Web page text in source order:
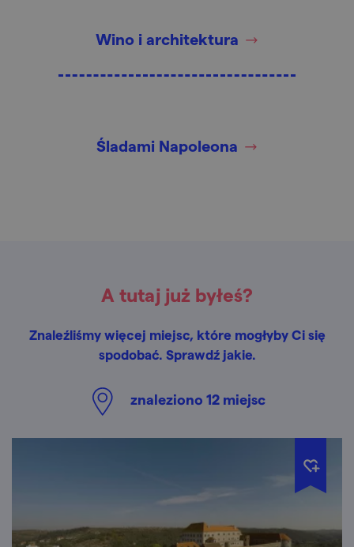
Wino i architektura
Śladami Napoleona
A tutaj już byłeś?
Znaleźliśmy więcej miejsc, które mogłyby Ci się
spodobać. Sprawdź jakie.
znaleziono 12 miejsc